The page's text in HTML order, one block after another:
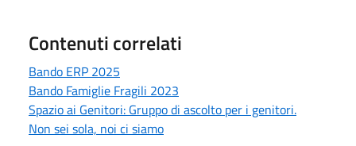
Contenuti correlati
Bando ERP 2025
Bando Famiglie Fragili 2023
Spazio ai Genitori: Gruppo di ascolto per i genitori.
Non sei sola, noi ci siamo